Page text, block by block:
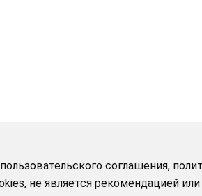
соглашения,
не является рекомендацией